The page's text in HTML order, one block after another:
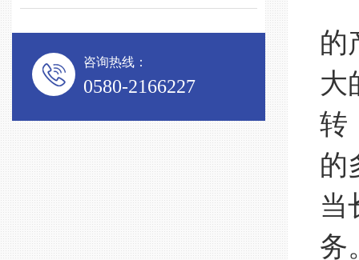
咨询热线：
0580-2166227
的
大
转
的
当
务